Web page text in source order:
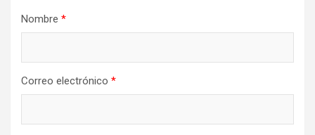
Nombre *
Correo electrónico *